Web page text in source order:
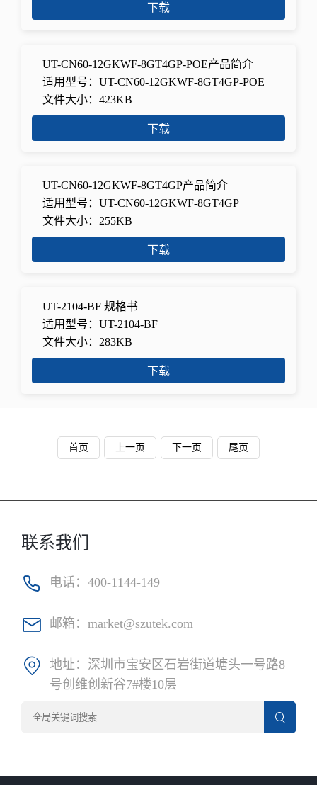
下载
UT-CN60-12GKWF-8GT4GP-POE产品简介
适用型号：UT-CN60-12GKWF-8GT4GP-POE
文件大小：423KB
下载
UT-CN60-12GKWF-8GT4GP产品简介
适用型号：UT-CN60-12GKWF-8GT4GP
文件大小：255KB
下载
UT-2104-BF 规格书
适用型号：UT-2104-BF
文件大小：283KB
下载
首页 上一页 下一页 尾页
联系我们
电话： 400-1144-149
邮箱： market@szutek.com
地址： 深圳市宝安区石岩街道塘头一号路8
号创维创新谷7#楼10层